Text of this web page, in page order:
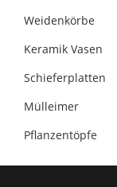
Weidenkörbe
Keramik Vasen
Schieferplatten
Mülleimer
Pflanzentöpfe